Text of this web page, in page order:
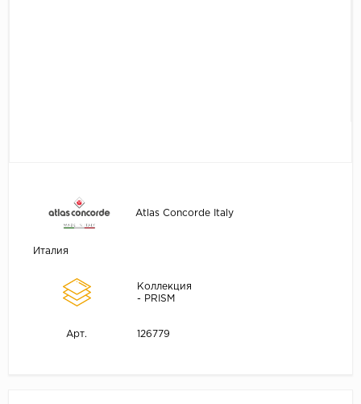
Atlas Concorde Italy
Италия
Коллекция
- PRISM
Арт. 126779